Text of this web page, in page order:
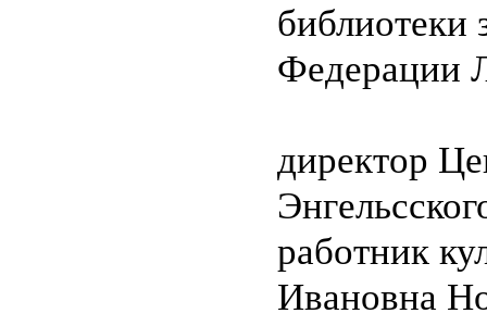
библиотеки
Федерации
директор
работник
Ивановна